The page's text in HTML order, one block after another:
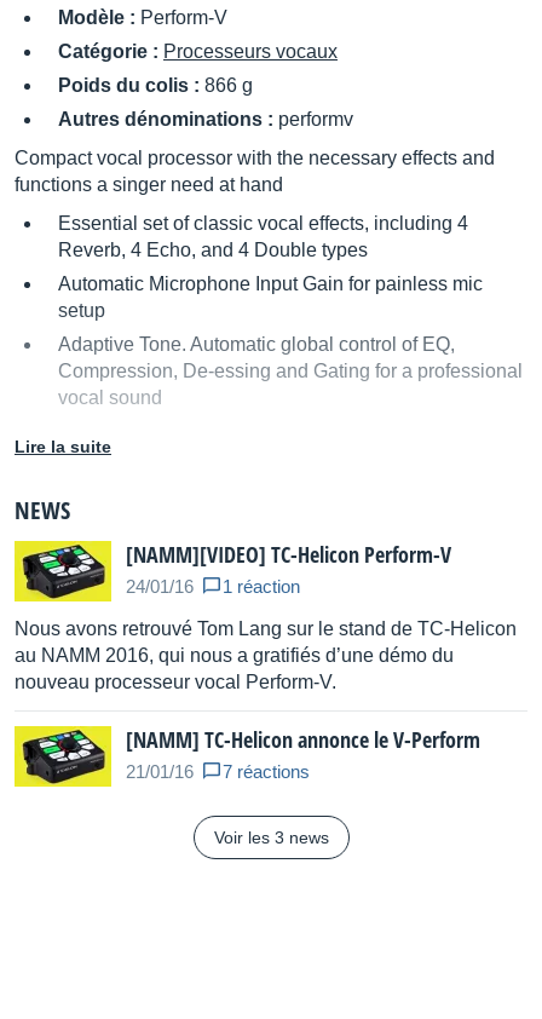
Modèle : Perform-V
Catégorie : Processeurs vocaux
Poids du colis : 866 g
Autres dénominations : performv
Compact vocal processor with the necessary effects and
functions a singer need at hand
Essential set of classic vocal effects, including 4
Reverb, 4 Echo, and 4 Double types
Automatic Microphone Input Gain for painless mic
setup
Adaptive Tone. Automatic global control of EQ,
Compression, De-essing and Gating for a professional
vocal sound
squealing instantly with minimal impact on the overall
Store and recall your favorite effects combinations to 3
preset locations
Beam new vocal sounds from your smartphone via the
free Perform-V mobile app for iOS and Android.
Beaming presets include selection of 1 and2-voice
harmonies, HardTune, megaphones, song and artist
presets and more, with HIT functions
RoomSense mic. Built-in microphone allows practice
without connecting a mic
Aux input allows performance with music from your
Visual Pitch meter. Improve your vocal technique and
Lire la suite
NEWS
[NAMM][VIDEO] TC-Helicon Perform-V
24/01/16 1 réaction
Nous avons retrouvé Tom Lang sur le stand de TC-Helicon
au NAMM 2016, qui nous a gratifiés d’une démo du
nouveau processeur vocal Perform-V.
[NAMM] TC-Helicon annonce le V-Perform
21/01/16 7 réactions
Voir les 3 news